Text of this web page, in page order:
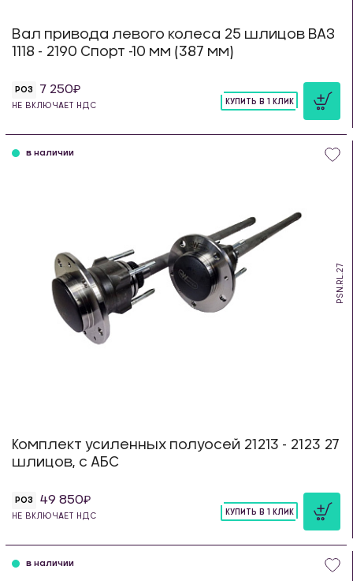
Вал привода левого колеса 25 шлицов ВАЗ
1118 - 2190 Спорт -10 мм (387 мм)
РОЗ 7 250
НЕ ВКЛЮЧАЕТ НДС
КУПИТЬ В 1 КЛИК
PSN.RL.27
в наличии
Комплект усиленных полуосей 21213 - 2123 27
шлицов, с АБС
РОЗ 49 850
НЕ ВКЛЮЧАЕТ НДС
КУПИТЬ В 1 КЛИК
в наличии